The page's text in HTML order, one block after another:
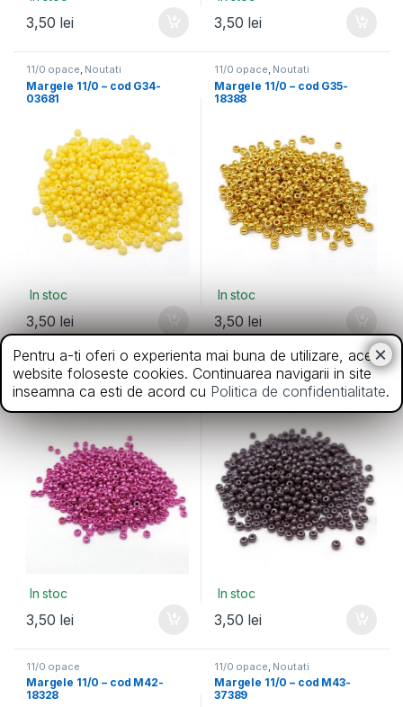
3,50 lei 3,50 lei
11/0 opace, Noutati
Margele 11/0 – cod G34-
03681
In stoc
3,50lei
11/0 opace, Noutati
Margele 11/0 – cod G35-
18388
In stoc
3,50lei
11/0 opace
Margele 11/0 – cod M32-
18377
In stoc
3,50 lei
11/0 opace
Margele 11/0 – cod M41-
28040
In stoc
3,50 lei
11/0 opace
Margele 11/0 – cod M42-
18328
11/0 opace Noutati
Margele 11/0 – cod M43-
37389
Pentru a-ti oferi o experienta mai buna de utilizare, acest
website foloseste cookies. Continuarea navigarii in site
inseamna ca esti de acord cu Politica de confidentialitate.